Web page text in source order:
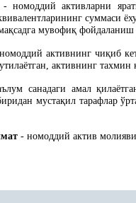
- номоддий активларни
суммаси
қсадга мувофиқ фойдаланиш
активнинг чиқиб
активнинг тахмин
санадаги амалқ
мустақил тарафлар
- номоддий актив